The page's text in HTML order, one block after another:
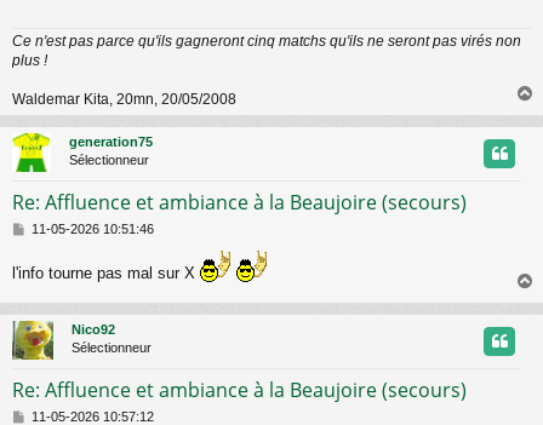
e
Ce n'est pas parce qu'ils gagneront cinq matchs qu'ils ne seront pas virés non
plus !
Waldemar Kita, 20mn, 20/05/2008
a
u
generation75
Sélectionneur
Re: Affluence et ambiance à la Beaujoire (secours)
M
s
s
a
g
e
11-05-2026 10:51:46
l'info tourne pas mal sur X
a
u
Nico92
Sélectionneur
Re: Affluence et ambiance à la Beaujoire (secours)
M11-05-2026 10:57:12